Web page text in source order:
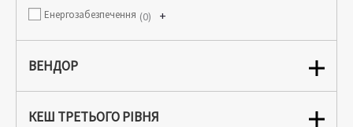
Енергозабезпечення +
0
ВЕНДОР
КЕШ ТРЕТЬОГО РІВНЯ